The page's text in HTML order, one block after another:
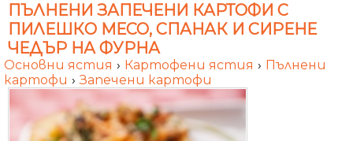
ПЪЛНЕНИ ЗАПЕЧЕНИ КАРТОФИ С
ПИЛЕШКО МЕСО, СПАНАК И СИРЕНЕ
ЧЕДЪР НА ФУРНА
Основни ястия › Картофени ястия › Пълнени
картофи › Запечени картофи